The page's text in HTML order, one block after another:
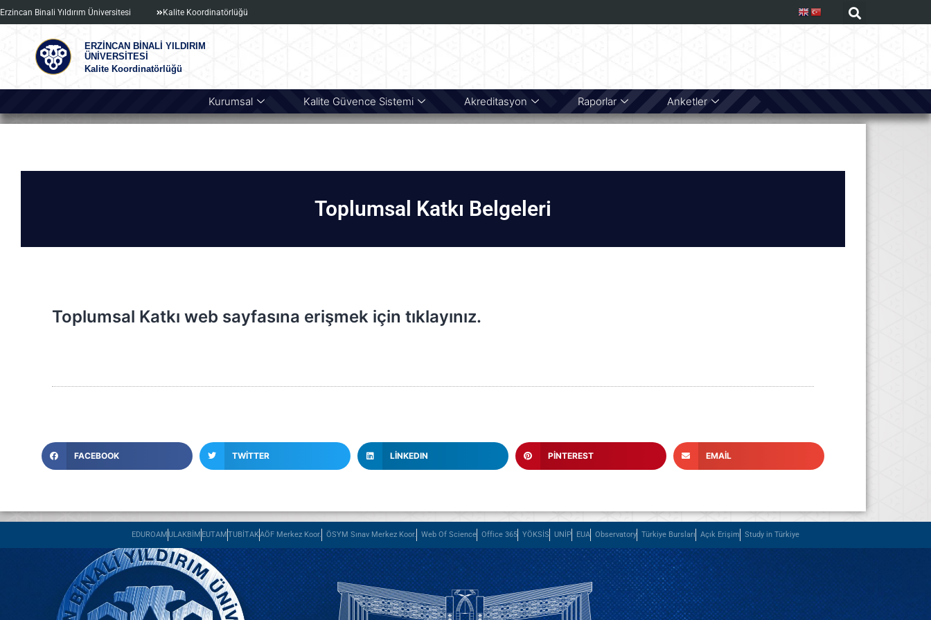
Erzincan Binali Yıldırım Üniversitesi Kalite Koordinatörlüğü
ERZİNCAN BİNALİ YILDIRIM
ÜNİVERSİTESİ
Kalite Koordinatörlüğü
Kurumsal Kalite Güvence Sistemi Akreditasyon Raporlar Anketler
Toplumsal Katkı Belgeleri
Toplumsal Katkı web sayfasına erişmek için tıklayınız.
FACEBOOK TWITTER LINKEDIN PINTEREST EMAIL
EDUROAMULAKBİM EUTAMTUBİTAKAÖF Merkez Koor. ÖSYM Sınav Merkez Koor. Web Of Science Office 365 YÖKSİS UNİP EUA Observatory Türkiye Bursları Açık Erişim Study in Türkiye